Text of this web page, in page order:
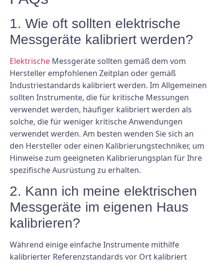
1. Wie oft sollten elektrische
Messgeräte kalibriert werden?
Elektrische Messgeräte sollten gemäß dem vom
Hersteller empfohlenen Zeitplan oder gemäß
Industriestandards kalibriert werden. Im Allgemeinen
sollten Instrumente, die für kritische Messungen
verwendet werden, häufiger kalibriert werden als
solche, die für weniger kritische Anwendungen
verwendet werden. Am besten wenden Sie sich an
den Hersteller oder einen Kalibrierungstechniker, um
Hinweise zum geeigneten Kalibrierungsplan für Ihre
spezifische Ausrüstung zu erhalten.
2. Kann ich meine elektrischen
Messgeräte im eigenen Haus
kalibrieren?
Während einige einfache Instrumente mithilfe
kalibrierter Referenzstandards vor Ort kalibriert